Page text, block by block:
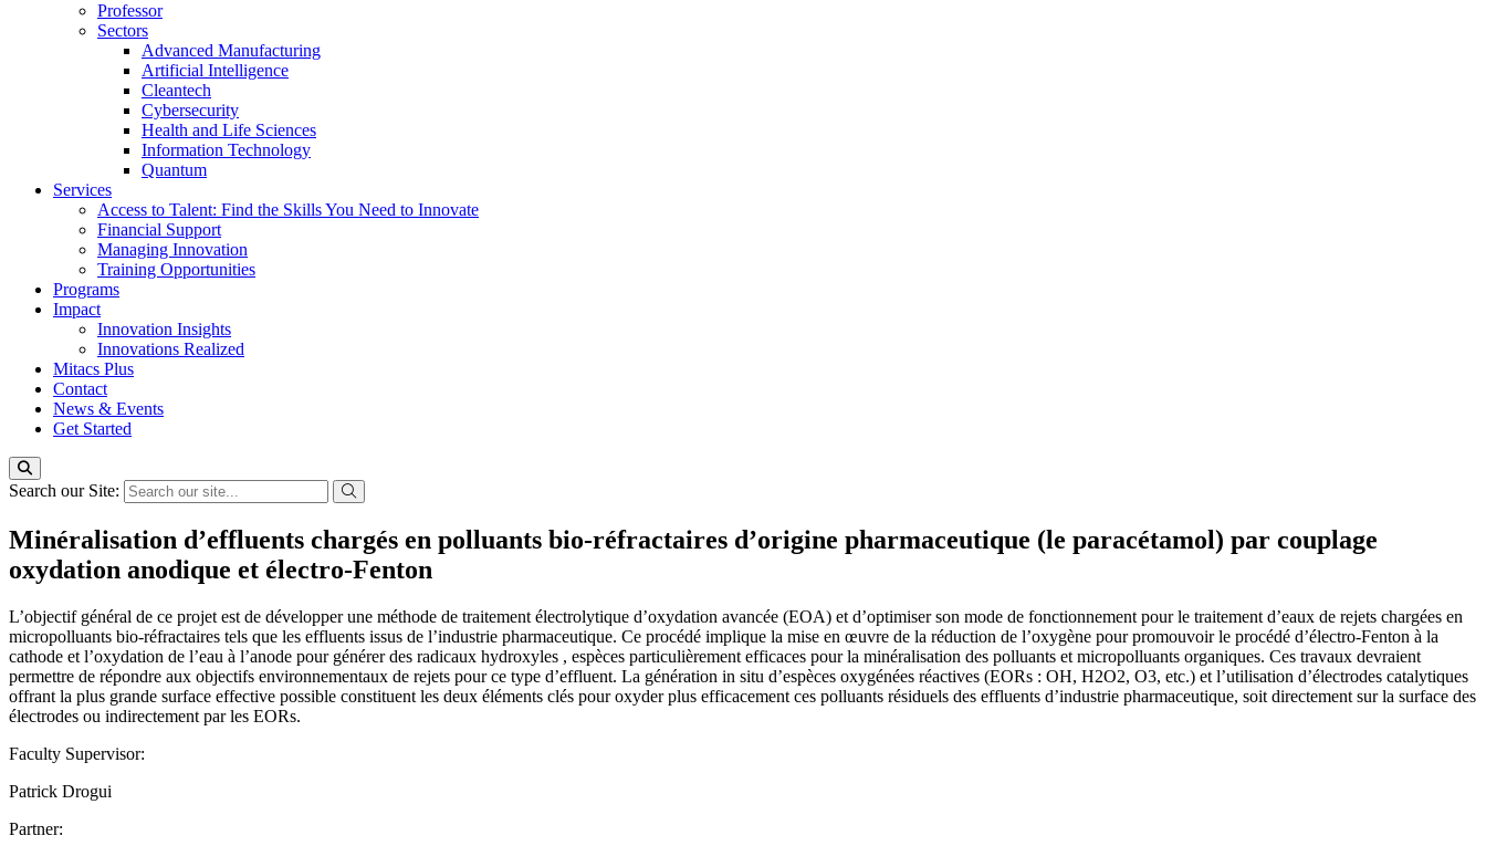
Professor
Sectors
Advanced Manufacturing
Artificial Intelligence
Cleantech
Cybersecurity
Health and Life Sciences
Information Technology
Quantum
Services
Access to Talent: Find the Skills You Need to Innovate
Financial Support
Managing Innovation
Training Opportunities
Programs
Impact
Innovation Insights
Innovations Realized
Mitacs Plus
Contact
News & Events
Get Started
Search our Site:
Minéralisation d’effluents chargés en polluants bio-réfractaires d’origine pharmaceutique (le paracétamol) par couplage
oxydation anodique et électro-Fenton
L’objectif général de ce projet est de développer une méthode de traitement électrolytique d’oxydation avancée (EOA) et d’optimiser son mode de fonctionnement pour le traitement d’eaux de rejets chargées en
micropolluants bio-réfractaires tels que les effluents issus de l’industrie pharmaceutique. Ce procédé implique la mise en œuvre de la réduction de l’oxygène pour promouvoir le procédé d’électro-Fenton à la
cathode et l’oxydation de l’eau à l’anode pour générer des radicaux hydroxyles , espèces particulièrement efficaces pour la minéralisation des polluants et micropolluants organiques. Ces travaux devraient
permettre de répondre aux objectifs environnementaux de rejets pour ce type d’effluent. La génération in situ d’espèces oxygénées réactives (EORs : OH, H2O2, O3, etc.) et l’utilisation d’électrodes catalytiques
offrant la plus grande surface effective possible constituent les deux éléments clés pour oxyder plus efficacement ces polluants résiduels des effluents d’industrie pharmaceutique, soit directement sur la surface des
électrodes ou indirectement par les EORs.
Faculty Supervisor:
Patrick Drogui
Partner: